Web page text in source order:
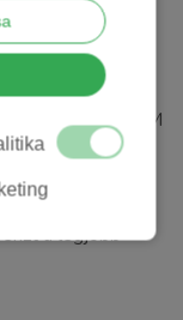
esetén
ami nem
bizonyos
NEM
Vagy nem
adatokat,
a legjobb